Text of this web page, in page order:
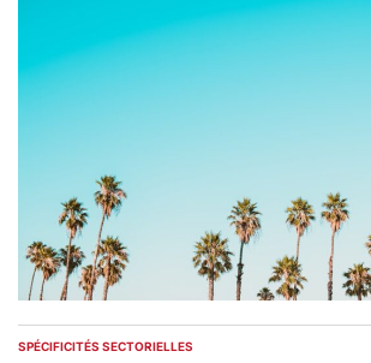
POSTED
SPÉCIFICITÉS SECTORIELLES